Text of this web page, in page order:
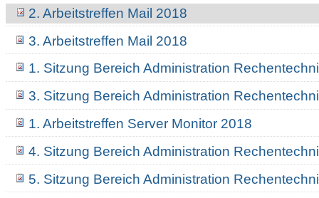
2. Arbeitstreffen Mail 2018
3. Arbeitstreffen Mail 2018
1. Sitzung Bereich Administration
3. Sitzung Bereich Administration
1. Arbeitstreffen Server Monitor 2018
4. Sitzung Bereich Administration
5. Sitzung Bereich Administration